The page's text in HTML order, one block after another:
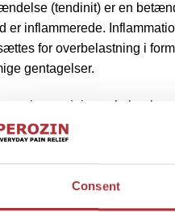
Consent
(tendinit) er en
er inflammerede.
for overbelastning i
gentagelser.
at betændelsen skaber
kan også skyldes et
som udløses af klemte